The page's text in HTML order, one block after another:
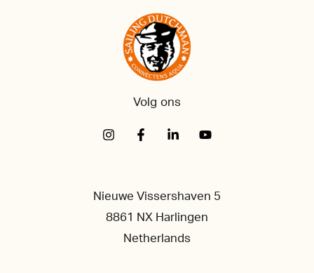
Volg ons
Nieuwe Vissershaven 5
8861 NX Harlingen
Netherlands